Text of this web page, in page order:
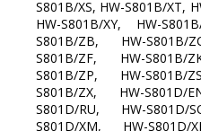
S801B/XS, HW-S801B/XT,
HW-S801B/XY, HW-
S801B/ZB, HW-
S801B/ZF, HW-
S801B/ZP, HW-S801B/
S801B/ZX, HW-
S801D/RU, HW-
S801D/XM, HW-